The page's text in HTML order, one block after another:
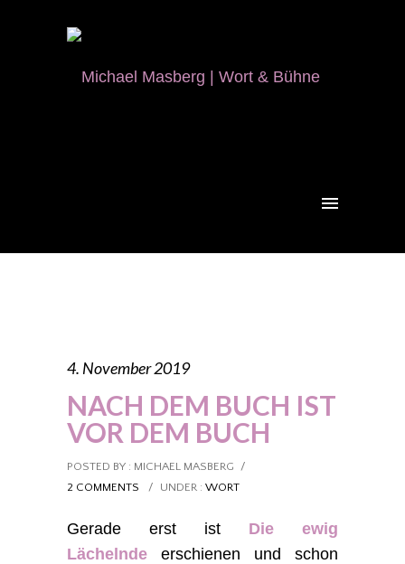
4. November 2019
NACH DEM BUCH IST
VOR DEM BUCH
POSTED BY : MICHAEL MASBERG
/
2 COMMENTS
/ UNDER : WORT
Gerade erst ist Die ewig
Lächelnde
erschienen und schon